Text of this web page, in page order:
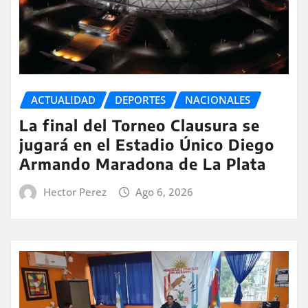
ACTUALIDAD DEPORTES NACIONALES
La final del Torneo Clausura se
jugará en el Estadio Único Diego
Armando Maradona de La Plata
Hector Perez Ago 6, 2026